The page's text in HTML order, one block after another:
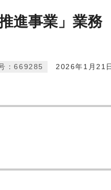
進事業」業務
2026年1月21日
：669285